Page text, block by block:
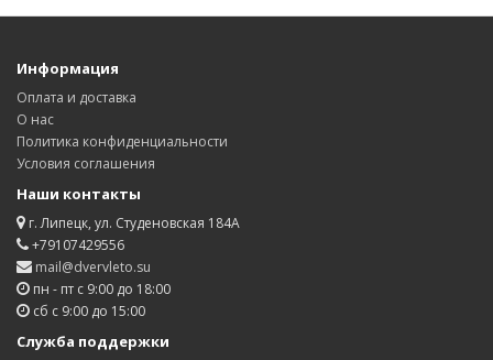
Информация
Оплата и доставка
О нас
Политика конфиденциальности
Условия соглашения
Наши контакты
г. Липецк, ул. Студеновская 184А
+79107429556
mail@dvervleto.su
пн - пт с 9:00 до 18:00
сб с 9:00 до 15:00
Служба поддержки